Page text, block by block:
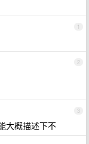
1
2
3
大概描述下不